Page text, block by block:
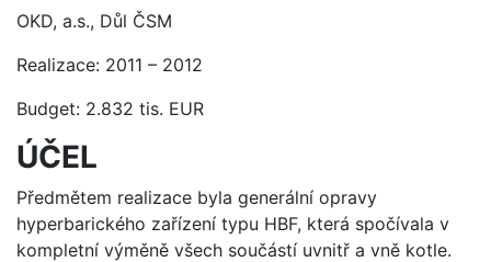
OKD, a.s., Důl ČSM
Realizace: 2011 – 2012
Budget: 2.832 tis. EUR
ÚČEL
Předmětem realizace byla generální opravy
hyperbarického zařízení typu HBF, která spočívala v
kompletní výměně všech součástí uvnitř a vně kotle.